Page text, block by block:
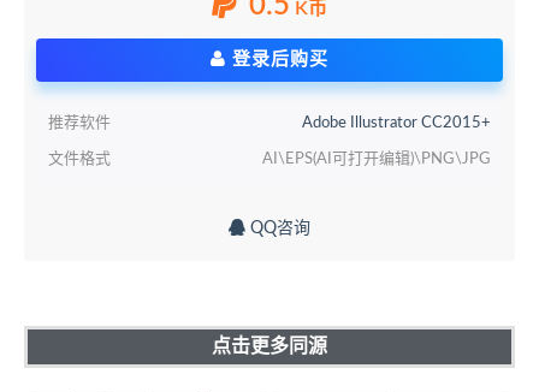
0.5 K币
登录后购买
推荐软件 Adobe Illustrator CC2015+
文件格式 AI\EPS(AI可打开编辑)\PNG\JPG
QQ咨询
点击更多同源